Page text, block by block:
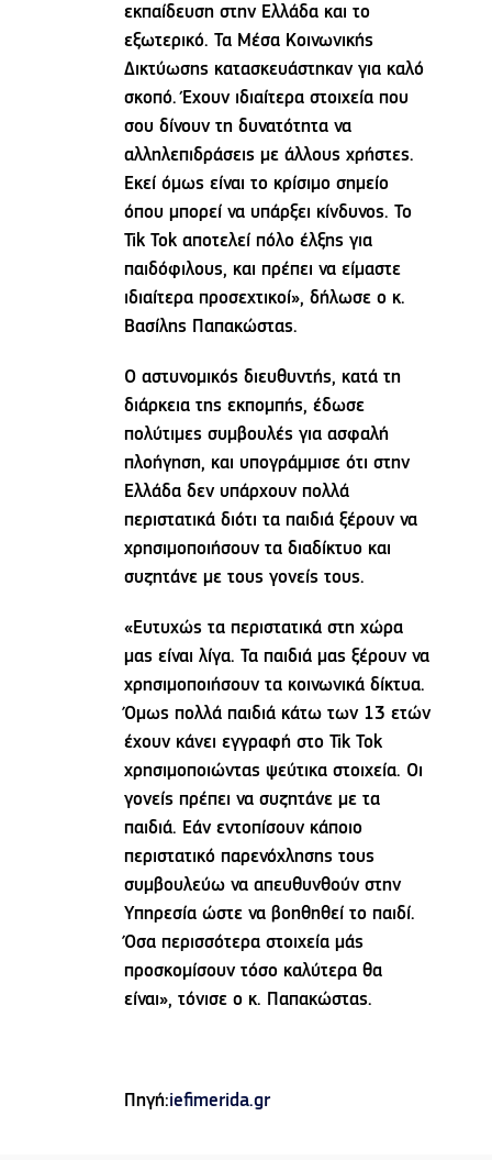
εκπαίδευση στην Ελλάδα και το
εξωτερικό. Τα Μέσα Κοινωνικής
Δικτύωσης κατασκευάστηκαν για καλό
σκοπό. Έχουν ιδιαίτερα στοιχεία που
σου δίνουν τη δυνατότητα να
αλληλεπιδράσεις με άλλους χρήστες.
Εκεί όμως είναι το κρίσιμο σημείο
όπου μπορεί να υπάρξει κίνδυνος. Το
Tik Tok αποτελεί πόλο έλξης για
παιδόφιλους, και πρέπει να είμαστε
ιδιαίτερα προσεχτικοί», δήλωσε ο κ.
Βασίλης Παπακώστας.
Ο αστυνομικός διευθυντής, κατά τη
διάρκεια της εκπομπής, έδωσε
πολύτιμες συμβουλές για ασφαλή
πλοήγηση, και υπογράμμισε ότι στην
Ελλάδα δεν υπάρχουν πολλά
περιστατικά διότι τα παιδιά ξέρουν να
χρησιμοποιήσουν τα διαδίκτυο και
συζητάνε με τους γονείς τους.
«Ευτυχώς τα περιστατικά στη χώρα
μας είναι λίγα. Τα παιδιά μας ξέρουν να
χρησιμοποιήσουν τα κοινωνικά δίκτυα.
Όμως πολλά παιδιά κάτω των 13 ετών
έχουν κάνει εγγραφή στο Tik Tok
χρησιμοποιώντας ψεύτικα στοιχεία. Οι
γονείς πρέπει να συζητάνε με τα
παιδιά. Εάν εντοπίσουν κάποιο
περιστατικό παρενόχλησης τους
συμβουλεύω να απευθυνθούν στην
Υπηρεσία ώστε να βοηθηθεί το παιδί.
Όσα περισσότερα στοιχεία μάς
προσκομίσουν τόσο καλύτερα θα
είναι», τόνισε ο κ. Παπακώστας.
Πηγή:iefimerida.gr